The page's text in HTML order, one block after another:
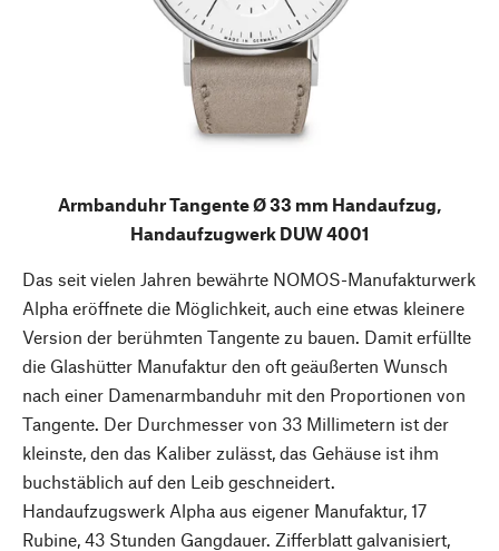
Armbanduhr Tangente Ø 33 mm Handaufzug,
Handaufzugwerk DUW 4001
Das seit vielen Jahren bewährte NOMOS-Manufakturwerk
Alpha eröffnete die Möglichkeit, auch eine etwas kleinere
Version der berühmten Tangente zu bauen. Damit erfüllte
die Glashütter Manufaktur den oft geäußerten Wunsch
nach einer Damenarmbanduhr mit den Proportionen von
Tangente. Der Durchmesser von 33 Millimetern ist der
kleinste, den das Kaliber zulässt, das Gehäuse ist ihm
buchstäblich auf den Leib geschneidert.
Handaufzugswerk Alpha aus eigener Manufaktur, 17
Rubine, 43 Stunden Gangdauer. Zifferblatt galvanisiert,